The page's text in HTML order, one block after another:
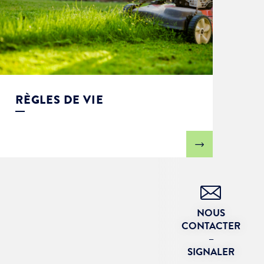
RÈGLES DE VIE
NOUS
CONTACTER
–
SIGNALER